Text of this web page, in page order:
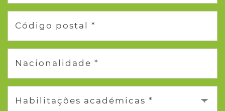
Código postal *
Nacionalidade *
Habilitações académicas *